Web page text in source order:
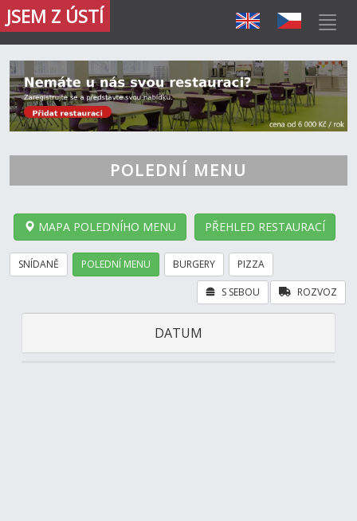
JSEM Z ÚSTÍ
POLEDNÍ MENU
MAPA POLEDNÍHO MENU PŘEHLED RESTAURACÍ
SNÍDANĚ POLEDNÍ MENU BURGERY PIZZA
ROZVOZ
S SEBOU
DATUM